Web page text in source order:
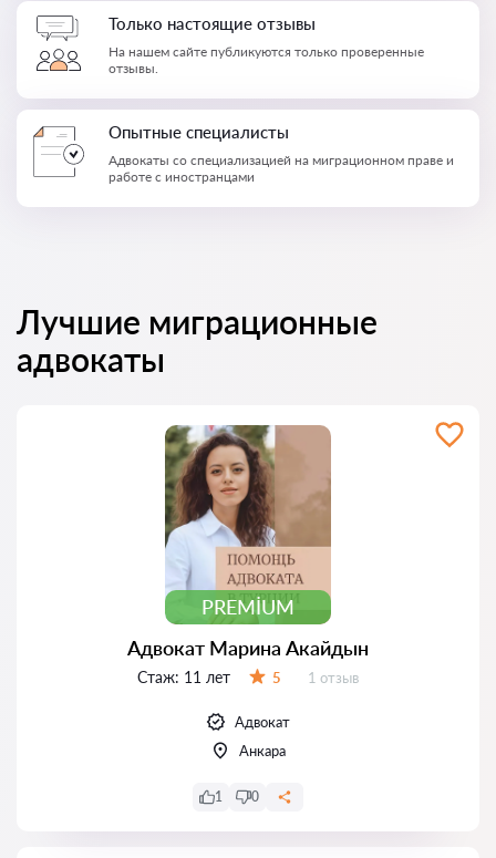
Только настоящие отзывы
На нашем сайте публикуются только проверенные
отзывы.
Опытные специалисты
Адвокаты со специализацией на миграционном праве и
работе с иностранцами
Лучшие миграционные
адвокаты
PREMIUM
Адвокат Марина Акайдын
Стаж: 11 лет 5 Отзывов:
1 отзыв
Адвокат
Анкара
1 0